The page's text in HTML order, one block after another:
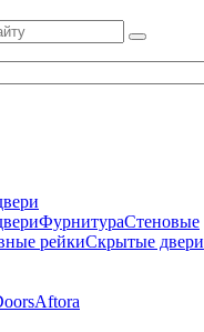
ФурнитураСтеновые
рейкиСкрытые двери
Aftora